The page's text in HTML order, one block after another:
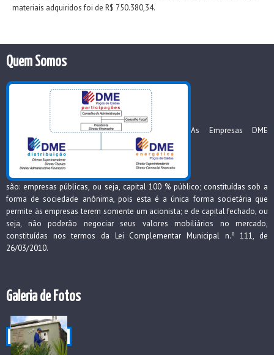
materiais adquiridos foi de R$ 750.380,34.
Quem Somos
As Empresas DME
são: empresas públicas, ou seja, capital 100 % público; constituídas sob a
forma de sociedade anônima, pois esta é a única forma societária que
permite às empresas terem somente um acionista; e de capital fechado, ou
seja, não poderão negociar seus valores mobiliários no mercado,
constituídas nos termos da Lei Complementar Municipal n.º 111, de
26/03/2010.
Galeria de Fotos